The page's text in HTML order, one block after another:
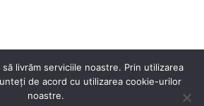
livrăm serviciile noastre. Prin utilizarea
de acord cu utilizarea cookie-urilor
noastre.